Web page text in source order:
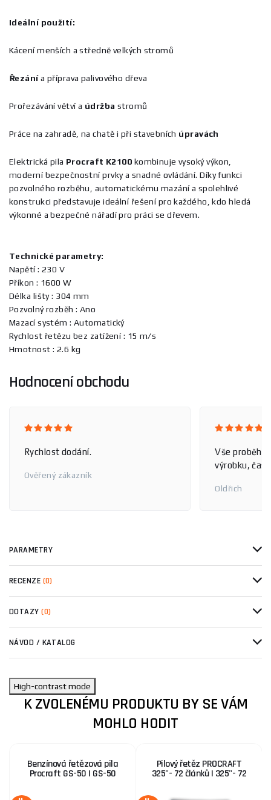
Ideální použití:
Kácení menších a středně velkých stromů
Řezánía příprava palivového dřeva
Prořezávání větví a údržba stromů
Práce na zahradě, na chatě i při stavebních úpravách
Elektrická pila Procraft K2100 kombinuje vysoký výkon,
moderní bezpečnostní prvky a snadné ovládání. Díky funkci
pozvolného rozběhu, automatickému mazání a spolehlivé
konstrukci představuje ideální řešení pro každého, kdo hledá
výkonné a bezpečné nářadí pro práci se dřevem.
Technické parametry:
Napětí : 230 V
Příkon : 1600 W
Délka lišty : 304 mm
Pozvolný rozběh : Ano
Mazací systém : Automatický
Rychlost řetězu bez zatížení : 15 m/s
Hmotnost : 2.6 kg
Hodnocení obchodu
Rychlost dodání.
Ověřený zákazník
Vše
výrobku, čas
Oldřich
PARAMETRY
RECENZE (0)
DOTAZY(0)
NÁVOD / KATALOG
High-contrast mode
K ZVOLENÉMU PRODUKTU BY SE VÁM
MOHLO HODIT
Benzínová řetězová pila
Procraft GS-50 | GS-50
Pilový řetěz PROCRAFT
325"- 72 článků | 325"- 72